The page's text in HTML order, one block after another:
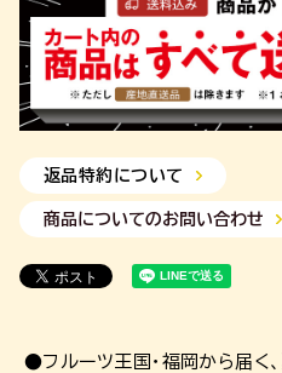
返品特約について
商品についてのお問い合わせ
●フルーツ王国・福岡から届く